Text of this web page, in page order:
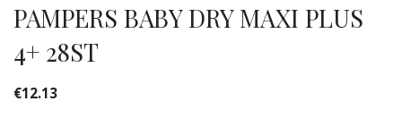
PAMPERS BABY DRY MAXI PLUS
4+ 28ST
€12.13